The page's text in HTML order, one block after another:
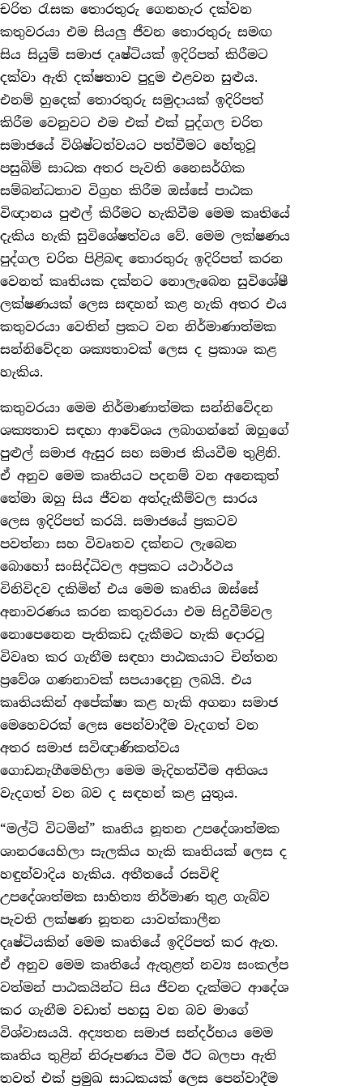
චරිත රැසක තොරතුරු ගෙනහැර දක්වන
කතුවරයා එම සියලු ජීවන තොරතුරු සමඟ
සිය සියුම් සමාජ දෘෂ්ටියක් ඉදිරිපත් කිරීමට
දක්වා ඇති දක්ෂතාව පුදුම එළවන සුළුය.
එනම් හුදෙක් තොරතුරු සමුදායක් ඉදිරිපත්
කිරීම වෙනුවට එම එක් එක් පුද්ගල චරිත
සමාජයේ විශිෂ්ටත්වයට පත්වීමට හේතුවූ
පසුබිම් සාධක අතර පැවති නෛසර්ගික
සම්බන්ධතාව විග්‍රහ කිරීම ඔස්සේ පාඨක
විඥානය පුළුල් කිරීමට හැකිවීම මෙම කෘතියේ
දැකිය හැකි සුවිශේෂත්වය වේ. මෙම ලක්ෂණය
පුද්ගල චරිත පිළිබඳ තොරතුරු ඉදිරිපත් කරන
වෙනත් කෘතියක දක්නට නොලැබෙන සුවිශේෂී
ලක්ෂණයක් ලෙස සඳහන් කළ හැකි අතර එය
කතුවරයා වෙතින් ප්‍රකට වන නිර්මාණාත්මක
සන්නිවේදන ශක්‍යතාවක් ලෙස ද ප්‍රකාශ කළ
හැකිය.
කතුවරයා මෙම නිර්මාණාත්මක සන්නිවේදන
ශක්‍යතාව සඳහා ආවේශය ලබාගන්නේ ඔහුගේ
පුළුල් සමාජ ඇසුර සහ සමාජ කියවීම තුළිනි.
ඒ අනුව මෙම කෘතියට පදනම් වන අනෙකුත්
තේමා ඔහු සිය ජීවන අත්දැකීම්වල සාරය
ලෙස ඉදිරිපත් කරයි. සමාජයේ ප්‍රකටව
පවත්නා සහ විවෘතව දක්නට ලැබෙන
බොහෝ සංසිද්ධිවල අප්‍රකට යථාර්ථය
විනිවිදව දකිමින් එය මෙම කෘතිය ඔස්සේ
අනාවරණය කරන කතුවරයා එම සිදුවීම්වල
නොපෙනෙන පැතිකඩ දැකීමට හැකි දොරටු
විවෘත කර ගැනීම සඳහා පාඨකයාට චින්තන
ප්‍රවේශ ගණනාවක් සපයාදෙනු ලබයි. එය
කෘතියකින් අපේක්ෂා කළ හැකි අගනා සමාජ
මෙහෙවරක් ලෙස පෙන්වාදීම වැදගත් වන
අතර සමාජ සවිඥාණිකත්වය
ගොඩනැගීමෙහිලා මෙම මැදිහත්වීම අතිශය
වැදගත් වන බව ද සඳහන් කළ යුතුය.
“මල්ටි විටමින්” කෘතිය නූතන උපදේශාත්මක
ශානරයෙහිලා සැලකිය හැකි කෘතියක් ලෙස ද
හඳුන්වාදිය හැකිය. අතීතයේ රසවිඳි
උපදේශාත්මක සාහිත්‍ය නිර්මාණ තුළ ගැබ්ව
පැවති ලක්ෂණ නූතන යාවත්කාලීන
දෘෂ්ටියකින් මෙම කෘතියේ ඉදිරිපත් කර ඇත.
ඒ අනුව මෙම කෘතියේ ඇතුළත් නව්‍ය සංකල්ප
වත්මන් පාඨකයින්ට සිය ජීවන දැක්මට ආදේශ
කර ගැනීම වඩාත් පහසු වන බව මාගේ
විශ්වාසයයි. අද්‍යතන සමාජ සන්දර්භය මෙම
කෘතිය තුළින් නිරූපණය වීම ඊට බලපා ඇති
තවත් එක් ප්‍රමුඛ සාධකයක් ලෙස පෙන්වාදීම